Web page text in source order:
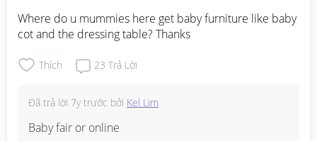
Where do u mummies here get baby furniture like baby
cot and the dressing table? Thanks
Thích 23 Trả Lời
Đã trả lời 7y trước bởi Kel Lim
Baby fair or online